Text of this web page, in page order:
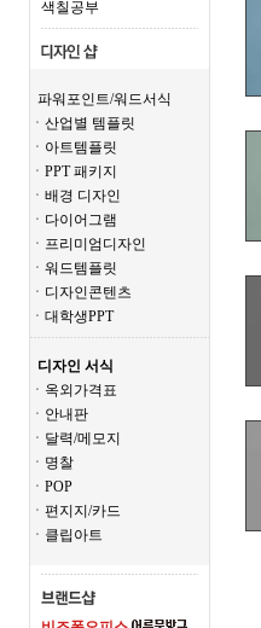
색칠공부
파워포인트/워드서식
ㆍ산업별 템플릿
ㆍ아트템플릿
ㆍPPT 패키지
ㆍ배경 디자인
ㆍ다이어그램
ㆍ프리미엄디자인
ㆍ워드템플릿
ㆍ디자인콘텐츠
ㆍ대학생PPT
디자인 서식
ㆍ옥외가격표
ㆍ안내판
ㆍ달력/메모지
ㆍ명찰
ㆍPOP
ㆍ편지지/카드
ㆍ클립아트